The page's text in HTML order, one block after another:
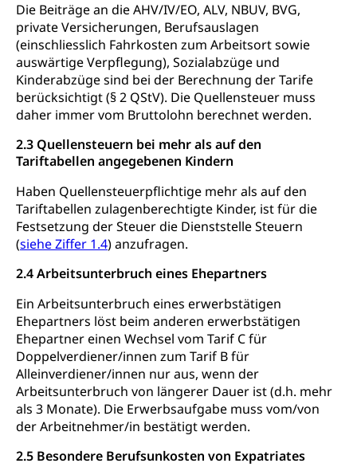
Die Beiträge an die AHV/IV/EO, ALV, NBUV, BVG,
private Versicherungen, Berufsauslagen
(einschliesslich Fahrkosten zum Arbeitsort sowie
auswärtige Verpflegung), Sozialabzüge und
Kinderabzüge sind bei der Berechnung der Tarife
berücksichtigt (§ 2 QStV). Die Quellensteuer muss
daher immer vom Bruttolohn berechnet werden.
2.3 Quellensteuern bei mehr als auf den
Tariftabellen angegebenen Kindern
Haben Quellensteuerpflichtige mehr als auf den
Tariftabellen zulagenberechtigte Kinder, ist für die
Festsetzung der Steuer die Dienststelle Steuern
(siehe Ziffer 1.4) anzufragen.
2.4 Arbeitsunterbruch eines Ehepartners
Ein Arbeitsunterbruch eines erwerbstätigen
Ehepartners löst beim anderen erwerbstätigen
Ehepartner einen Wechsel vom Tarif C für
Doppelverdiener/innen zum Tarif B für
Alleinverdiener/innen nur aus, wenn der
Arbeitsunterbruch von längerer Dauer ist (d.h. mehr
als 3 Monate). Die Erwerbsaufgabe muss vom/von
der Arbeitnehmer/in bestätigt werden.
2.5 Besondere Berufsunkosten von Expatriates
Archiv der Denkmalpflege
Dienststelle Kultur
Kunst & Kultur (Luzern Tourismus)
Kulturförderung
Kulturpolitik, Sprachförderung, Denkmalpflege,
kulturelles Angebot, Kulturerbe, kulturelles Erbe,
Nachwuchsförderung, Vermittlung, Selektive
Förderung, Kulturausschreibungen, Kulturpreis,
Werkbeitrag, Produktionsbeitrag, Recherche,
Musik, Entwicklung, Programmbeiträge,
Filmförderung, Regionale Förderfonds,
und Kultur, Kulturgesuche, Kulturvermittlung
Kulturförderung und Vermittlung
Angebote für Schulklassen
Zentralschweizer Filmförderung
Schiene und öffentlicher Verkehr
Schienenverkehr, Zugverkehr, Bahnverkehr,
Transportmittel, öffentlicher Verkehr
Verkehrsverbund Luzern VVL
Öffentlicher Verkehr Luzern Mobil
Schifffahrt
Schiffsverkehr, Binnenschifffahrt, Seeschifffahrt,
Flussschifffahrt
Schifffahrt (Strassenverkehrsamt)
Strasse